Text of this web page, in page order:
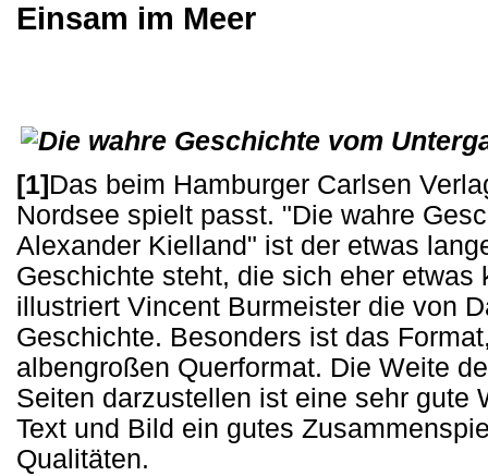
Einsam im Meer
[1] Das beim Hamburger Carlsen
Nordsee spielt passt. "Die wahre
Alexander Kielland" ist der etwas
Geschichte steht, die sich eher etwas
illustriert Vincent Burmeister die von
Geschichte. Besonders ist das
albengroßen Querformat. Die Weite
Seiten darzustellen ist eine sehr gute
Text und Bild ein gutes
Qualitäten.